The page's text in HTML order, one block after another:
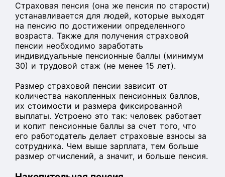
Страховая пенсия (она же пенсия по старости)
устанавливается для людей, которые выходят
на пенсию по достижении определенного
возраста. Также для получения страховой
пенсии необходимо заработать
индивидуальные пенсионные баллы (минимум
30) и трудовой стаж (не менее 15 лет).
Размер страховой пенсии зависит от
количества накопленных пенсионных баллов,
их стоимости и размера фиксированной
выплаты. Устроено это так: человек работает
и копит пенсионные баллы за счет того, что
его работодатель делает страховые взносы за
сотрудника. Чем выше зарплата, тем больше
размер отчислений, а значит, и больше пенсия.